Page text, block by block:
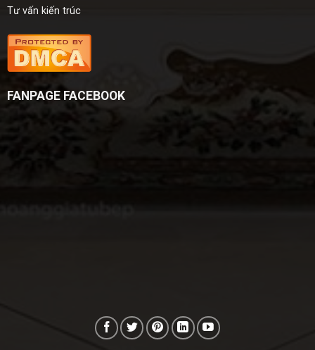
Tư vấn kiến trúc
FANPAGE FACEBOOK